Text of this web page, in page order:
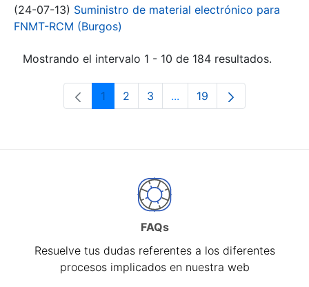
(24-07-13) Suministro de material electrónico para
FNMT-RCM (Burgos)
Mostrando el intervalo 1 - 10 de 184 resultados.
Página
1 Página
2 Página
3 ...Páginas intermedias Use
Página
19
FAQs
Resuelve tus dudas referentes a los diferentes
procesos implicados en nuestra web